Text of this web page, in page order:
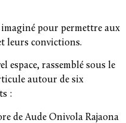
imaginé pour permettre aux
leurs convictions.
espace, rassemblé sous le
autour de six
:
de Aude Onivola Rajaona